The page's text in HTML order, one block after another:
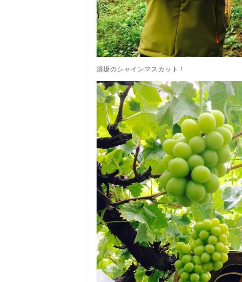
須坂のシャインマスカット！